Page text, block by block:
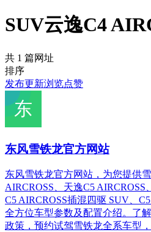
SUV云逸C4
共 1 篇网址
排序
发布更新浏览点赞
东风雪铁龙官方网站
东风雪铁龙官方网站，为您提供
AIRCROSS、天逸C5
C5 AIRCROSS插混四驱 SUV、
全方位车型参数及配置介绍。了
政策，预约试驾雪铁龙全系车型